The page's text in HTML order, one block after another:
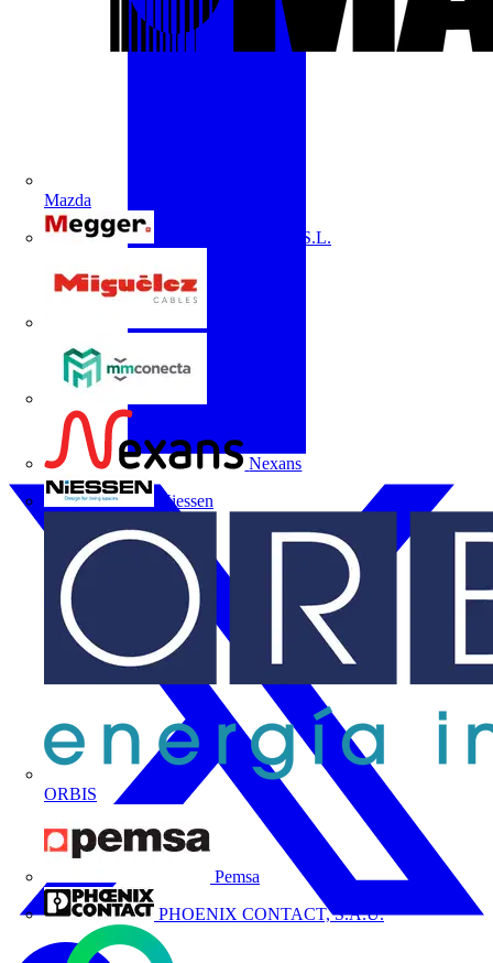
Mazda
Megger Instruments S.L.
Nexans
Niessen
ORBIS
Pemsa
PHOENIX CONTACT, S.A.U.